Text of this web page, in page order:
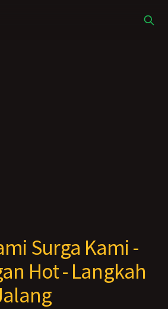
Surga Kami -
Hot - Langkah